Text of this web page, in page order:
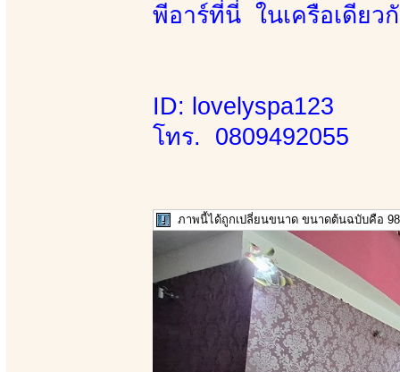
พีอาร์ที่นี่ ในเครือเดียว
ID: lovelyspa123
โทร. 0809492055
ภาพนี้ได้ถูกเปลี่ยนขนาด ขนาดต้นฉบับคือ